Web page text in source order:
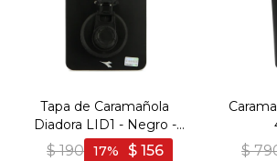
Tapa de Caramañola
Diadora LID1 - Negro -
Negro
$ 190 $ 156
17 $